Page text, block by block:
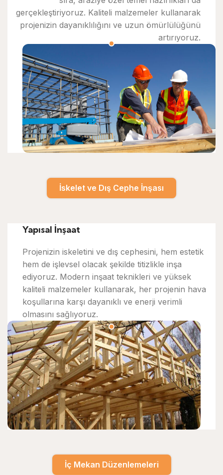
gerçekleştiriyoruz. Kaliteli malzemeler kullanarak
projenizin dayanıklılığını ve uzun ömürlülüğünü
artırıyoruz.
İskelet ve Dış Cephe İnşası
Yapısal İnşaat
Projenizin iskeletini ve dış cephesini, hem estetik
hem de işlevsel olacak şekilde titizlikle inşa
ediyoruz. Modern inşaat teknikleri ve yüksek
kaliteli malzemeler kullanarak, her projenin hava
koşullarına karşı dayanıklı ve enerji verimli
olmasını sağlıyoruz.
İç Mekan Düzenlemeleri